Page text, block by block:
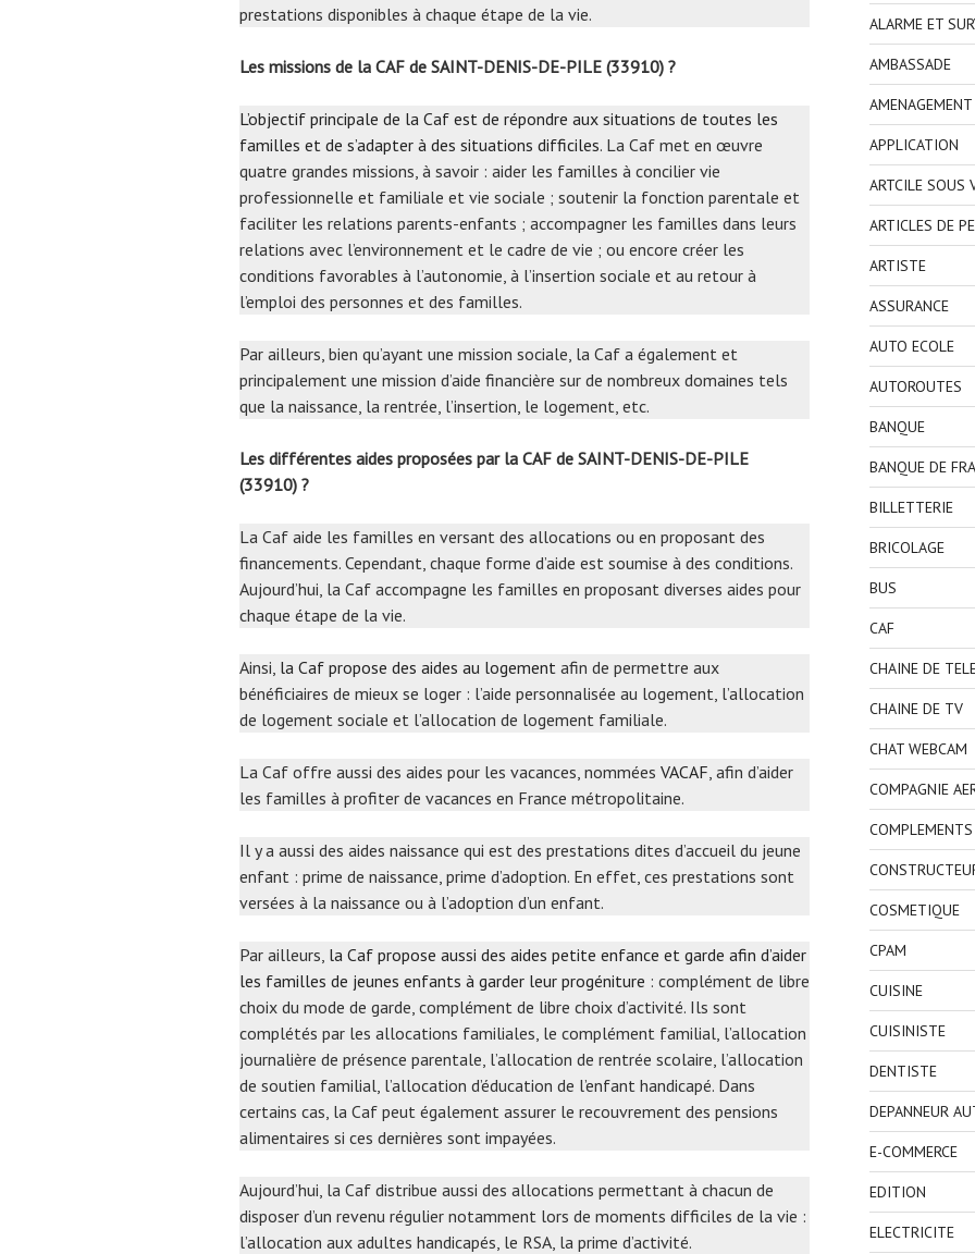
prestations disponibles à chaque étape de la vie.
Les missions de la CAF de SAINT-DENIS-DE-PILE (33910) ?
L’objectif principale de la Caf est de répondre aux situations de toutes les
familles et de s’adapter à des situations difficiles. La Caf met en œuvre
quatre grandes missions, à savoir : aider les familles à concilier vie
professionnelle et familiale et vie sociale ; soutenir la fonction parentale et
faciliter les relations parents-enfants ; accompagner les familles dans leurs
relations avec l’environnement et le cadre de vie ; ou encore créer les
conditions favorables à l’autonomie, à l’insertion sociale et au retour à
l’emploi des personnes et des familles.
Par ailleurs, bien qu’ayant une mission sociale, la Caf a également et
principalement une mission d’aide financière sur de nombreux domaines tels
que la naissance, la rentrée, l’insertion, le logement, etc.
Les différentes aides proposées par la CAF de SAINT-DENIS-DE-PILE
(33910) ?
La Caf aide les familles en versant des allocations ou en proposant des
financements. Cependant, chaque forme d’aide est soumise à des conditions.
Aujourd’hui, la Caf accompagne les familles en proposant diverses aides pour
chaque étape de la vie.
Ainsi, la Caf propose des aides au logement afin de permettre aux
bénéficiaires de mieux se loger : l’aide personnalisée au logement, l’allocation
de logement sociale et l’allocation de logement familiale.
La Caf offre aussi des aides pour les vacances, nommées VACAF , afin d’aider
les familles à profiter de vacances en France métropolitaine.
Il y a aussi des aides naissance qui est des prestations dites d’accueil du jeune
enfant : prime de naissance, prime d’adoption. En effet, ces prestations sont
versées à la naissance ou à l’adoption d’un enfant.
Par ailleurs, la Caf propose aussi des aides petite enfance et garde afin d’aider
les familles de jeunes enfants à garder leur progéniture : complément de libre
choix du mode de garde, complément de libre choix d’activité. Ils sont
complétés par les allocations familiales, le complément familial, l’allocation
journalière de présence parentale, l’allocation de rentrée scolaire, l’allocation
de soutien familial, l’allocation d’éducation de l’enfant handicapé. Dans
certains cas, la Caf peut également assurer le recouvrement des pensions
alimentaires si ces dernières sont impayées.
Aujourd’hui, la Caf distribue aussi des allocations permettant à chacun de
disposer d’un revenu régulier notamment lors de moments difficiles de la vie :
l’allocation aux adultes handicapés, le RSA, la prime d’activité.
ALARME ET
AMBASSADE
APPLICATION
ARTCILE SOUS
ARTICLES DE
ARTISTE
ASSURANCE
AUTO ECOLE
AUTOROUTES
BANQUE
BANQUE DE
BILLETTERIE
BRICOLAGE
BUS
CAF
CHAINE DE
CHAINE DE TV
CHAT WEBCAM
COMPAGNIE
COSMETIQUE
CPAM
CUISINE
CUISINISTE
DENTISTE
DEPANNEUR
E-COMMERCE
EDITION
ELECTRICITE